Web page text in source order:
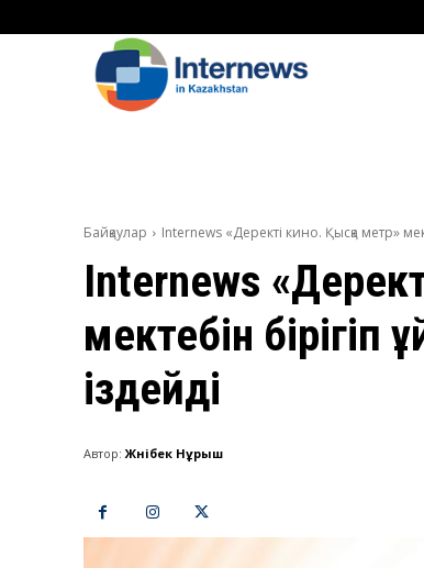
Байқаулар Internews «Деректі кино. Қысқа метр»
Internews
мектебін
іздейді
Автор: Жәнібек Нұрыш